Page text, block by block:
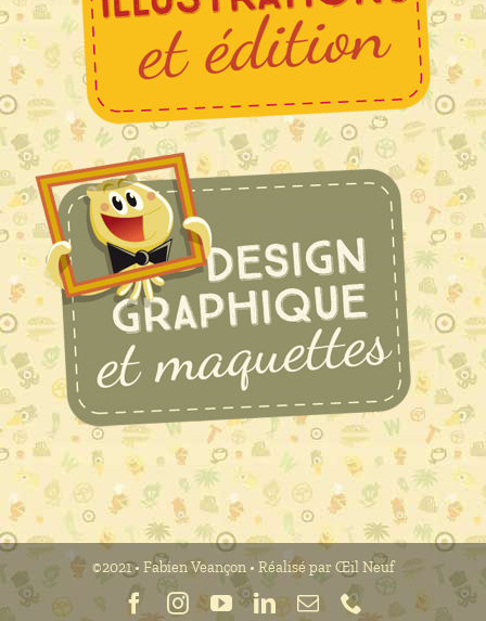
©2021 • Fabien Veançon • Réalisé par Œil Neuf